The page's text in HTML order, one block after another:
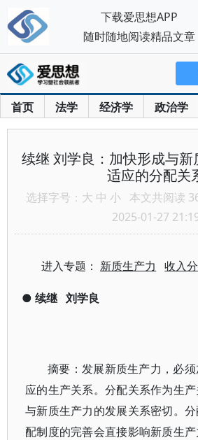
首页 法学 经济学 政治学
续继 刘学良：加快形成与新
适应的分配关
选择字号： 大 中 小 本文共阅读
2025-01-27
进入专题： 新质生产力 收入
● 续继 刘学良
摘要：发展新质生产力，必
应的生产关系。分配关系作为生产
与新质生产力的发展关系密切。
配制度的完善会直接影响新质生
下载爱思想APP
随时随地阅读精品文章